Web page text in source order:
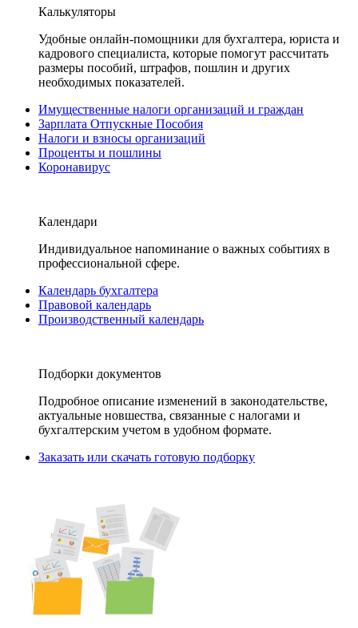
Калькуляторы
Удобные онлайн-помощники для бухгалтера, юриста и
кадрового специалиста, которые помогут рассчитать
размеры пособий, штрафов, пошлин и других
необходимых показателей.
Имущественные налоги организаций и граждан
Зарплата Отпускные Пособия
Налоги и взносы организаций
Проценты и пошлины
Коронавирус
Календари
Индивидуальное напоминание о важных событиях в
профессиональной сфере.
Календарь бухгалтера
Правовой календарь
Производственный календарь
Подборки документов
Подробное описание изменений в законодательстве,
актуальные новшества, связанные с налогами и
бухгалтерским учетом в удобном формате.
Заказать или скачать готовую подборку